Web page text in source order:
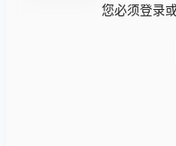
您必须登录